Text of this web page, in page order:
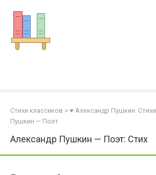
контенту
Стихи классиков > ♥ Александр Пушкин: Стихи
Пушкин — Поэт
Александр Пушкин — Поэт: Стих